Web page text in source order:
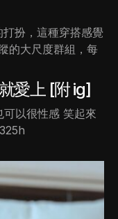
扮，這種穿搭感覺
的大尺度群組，每
愛上 [附 ig]
以很性感 笑起來